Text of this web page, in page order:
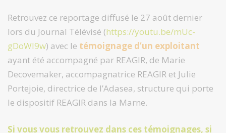
Retrouvez ce reportage diffusé le 27 août dernier
lors du Journal Télévisé (https://youtu.be/mUc-
gDoWl9w) avec le témoignage d’un exploitant
ayant été accompagné par REAGIR, de Marie
Decovemaker, accompagnatrice REAGIR et Julie
Portejoie, directrice de l’Adasea, structure qui porte
le dispositif REAGIR dans la Marne.
Si vous vous retrouvez dans ces témoignages, si